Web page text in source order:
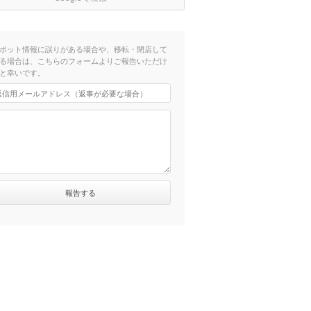
ット情報に誤りがある場合や、移転・閉店して
場合は、こちらのフォームよりご報告いただけ
幸いです。